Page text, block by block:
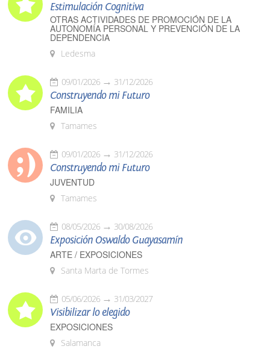
Estimulación Cognitiva
OTRAS ACTIVIDADES DE PROMOCIÓN DE LA
AUTONOMÍA PERSONAL Y PREVENCIÓN DE LA
DEPENDENCIA
Ledesma
09/01/2026 31/12/2026
Construyendo mi Futuro
FAMILIA
Tamames
09/01/2026 31/12/2026
Construyendo mi Futuro
JUVENTUD
Tamames
08/05/2026 30/08/2026
Exposición Oswaldo Guayasamín
ARTE / EXPOSICIONES
Santa Marta de Tormes
05/06/2026 31/03/2027
Visibilizar lo elegido
EXPOSICIONES
Salamanca